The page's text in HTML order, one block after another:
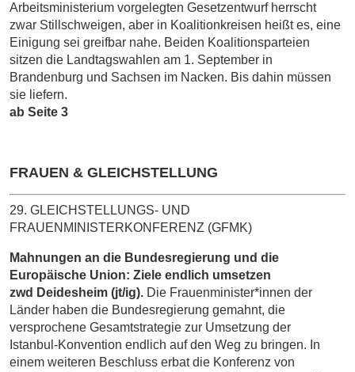
Arbeitsministerium vorgelegten Gesetzentwurf herrscht
zwar Stillschweigen, aber in Koalitionkreisen heißt es, eine
Einigung sei greifbar nahe. Beiden Koalitionsparteien
sitzen die Landtagswahlen am 1. September in
Brandenburg und Sachsen im Nacken. Bis dahin müssen
sie liefern.
ab Seite 3
FRAUEN & GLEICHSTELLUNG
29. GLEICHSTELLUNGS- UND
FRAUENMINISTERKONFERENZ (GFMK)
Mahnungen an die Bundesregierung und die
Europäische Union: Ziele endlich umsetzen
zwd Deidesheim (jt/ig). Die Frauenminister*innen der
Länder haben die Bundesregierung gemahnt, die
versprochene Gesamtstrategie zur Umsetzung der
Istanbul-­Konvention endlich auf den Weg zu bringen. In
einem weiteren Beschluss erbat die Konferenz von